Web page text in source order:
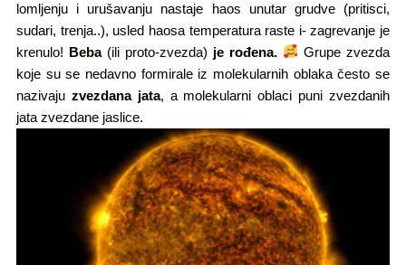
lomljenju i urušavanju nastaje haos unutar grudve (pritisci,
sudari, trenja..), usled haosa temperatura raste i- zagrevanje je
krenulo!​ Beba(ili proto-zvezda) je rođena.
Grupe zvezda
koje su se nedavno formirale iz molekularnih oblaka često se
nazivaju zvezdana jata, a molekularni oblaci puni zvezdanih
jata zvezdane jaslice.